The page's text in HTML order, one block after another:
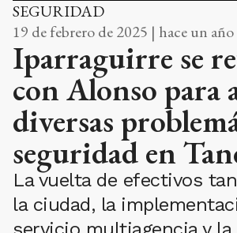
SEGURIDAD
19 de febrero de 2025 | hace un año
Iparraguirre se
con Alonso para
diversas
seguridad en
La vuelta de efectivos
la ciudad, la